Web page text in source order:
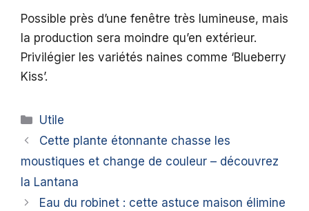
Possible près d’une fenêtre très lumineuse, mais
la production sera moindre qu’en extérieur.
Privilégier les variétés naines comme ‘Blueberry
Kiss’.
Catégories
Utile
Cette plante étonnante chasse les
moustiques et change de couleur – découvrez
la Lantana
Eau du robinet : cette astuce maison élimine